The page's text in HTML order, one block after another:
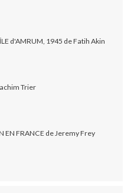
d'AMRUM, 1945 de Fatih Akin
Trier
EN FRANCE de Jeremy Frey